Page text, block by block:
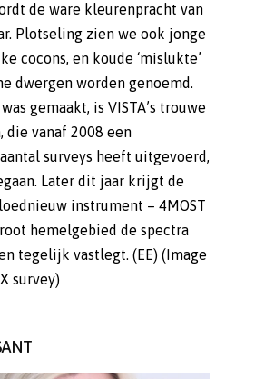
de ware kleurenpracht van
Plotseling zien we ook jonge
cocons, en koude ‘mislukte’
dwergen worden genoemd.
gemaakt, is VISTA’s trouwe
die vanaf 2008 een
surveys heeft uitgevoerd,
Later dit jaar krijgt de
instrument – 4MOST
hemelgebied de spectra
tegelijk vastlegt. (EE) (Image
survey)